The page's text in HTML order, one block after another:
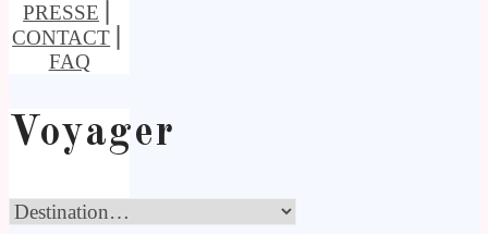
PRESSE
CONTACT
FAQ
Voyager